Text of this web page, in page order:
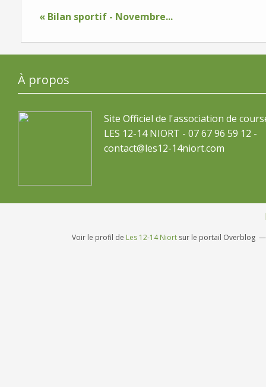
« Bilan sportif - Novembre...
À propos
Site Officiel de l'association de
LES 12-14 NIORT - 07 67 96 59 12 -
contact@les12-14niort.com
Voir le profil de Les 12-14 Niort sur le portail Overblog